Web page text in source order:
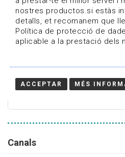
Convocatòries, activitats i
Canals
nostres productos.si estàs
detalls, et recomanem que
Política de protecció de
aplicable a la prestació dels
ACCEPTAR MÉS